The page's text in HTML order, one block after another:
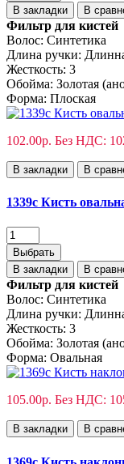
В закладки
В
Фильтр для кистей
Волос: Синтетика
Длина ручки:
Жесткость: 3
Обойма: Золотая
Форма: Плоская
102.00р. Без НДС:
В закладки В
1339с Кисть
Выбрать
В закладки
В
Фильтр для кистей
Волос: Синтетика
Длина ручки:
Жесткость: 3
Обойма: Золотая
Форма: Овальная
105.00р. Без НДС:
В закладки В